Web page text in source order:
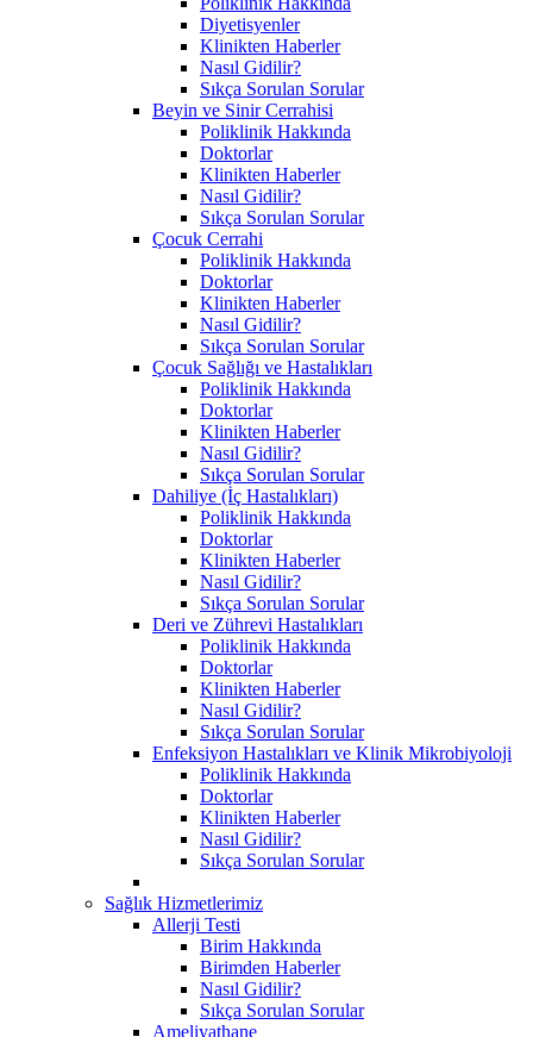
Diyetisyenler
Klinikten Haberler
Nasıl Gidilir?
Sıkça Sorulan Sorular
Beyin ve Sinir Cerrahisi
Poliklinik Hakkında
Doktorlar
Klinikten Haberler
Nasıl Gidilir?
Sıkça Sorulan Sorular
Çocuk Cerrahi
Poliklinik Hakkında
Doktorlar
Klinikten Haberler
Nasıl Gidilir?
Sıkça Sorulan Sorular
Çocuk Sağlığı ve Hastalıkları
Poliklinik Hakkında
Doktorlar
Klinikten Haberler
Nasıl Gidilir?
Sıkça Sorulan Sorular
Dahiliye (İç Hastalıkları)
Poliklinik Hakkında
Doktorlar
Klinikten Haberler
Nasıl Gidilir?
Sıkça Sorulan Sorular
Deri ve Zührevi Hastalıkları
Poliklinik Hakkında
Doktorlar
Klinikten Haberler
Nasıl Gidilir?
Sıkça Sorulan Sorular
Enfeksiyon Hastalıkları ve Klinik Mikrobiyoloji
Poliklinik Hakkında
Doktorlar
Klinikten Haberler
Nasıl Gidilir?
Sıkça Sorulan Sorular
Sağlık Hizmetlerimiz
Allerji Testi
Birim Hakkında
Birimden Haberler
Nasıl Gidilir?
Sıkça Sorulan Sorular
Ameliyathane